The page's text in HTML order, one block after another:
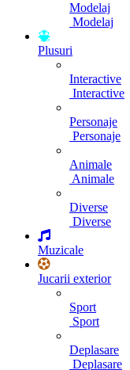
Modelaj
Modelaj
Plusuri
Interactive
Interactive
Personaje
Personaje
Animale
Animale
Diverse
Diverse
Muzicale
Jucarii exterior
Sport
Sport
Deplasare
Deplasare